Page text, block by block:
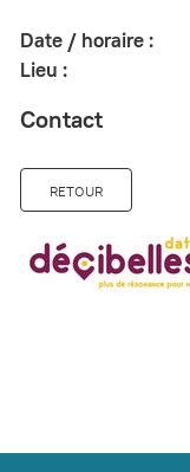
Date / horaire :
Lieu :
Contact
RETOUR